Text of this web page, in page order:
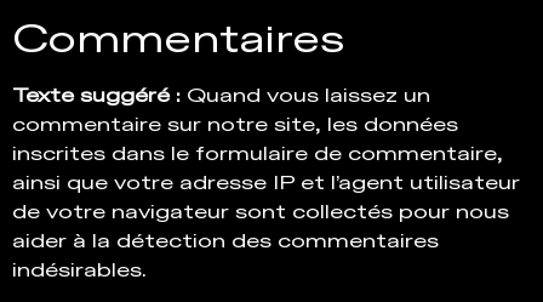
Commentaires
Texte suggéré : Quand vous laissez un
commentaire sur notre site, les données
inscrites dans le formulaire de commentaire,
ainsi que votre adresse IP et l’agent utilisateur
de votre navigateur sont collectés pour nous
aider à la détection des commentaires
indésirables.